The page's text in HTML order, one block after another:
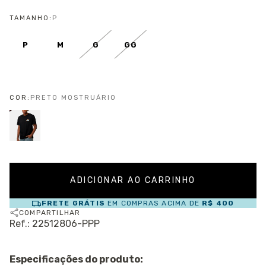
TAMANHO: P
P M G GG
COR: PRETO MOSTRUÁRIO
FRETE GRÁTIS EM COMPRAS ACIMA DE R$ 400
COMPARTILHAR
Ref.: 22512806-PPP
Especificações do produto: